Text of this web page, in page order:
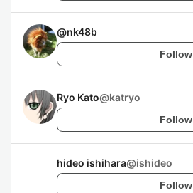
@nk48b
Follow
Ryo Kato@katryo
Follow
hideo ishihara@ishideo
Follow